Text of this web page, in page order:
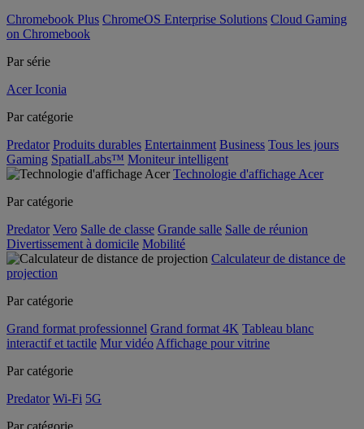
Chromebook Plus ChromeOS Enterprise Solutions Cloud Gaming
on Chromebook
Par série
Acer Iconia
Par catégorie
Predator Produits durables Entertainment Business Tous les jours
Gaming SpatialLabs™ Moniteur intelligent
Technologie d'affichage Acer
Par catégorie
Predator Vero Salle de classe Grande salle Salle de réunion
Divertissement à domicile Mobilité
Calculateur de distance de
projection
Par catégorie
Grand format professionnel Grand format 4K Tableau blanc
interactif et tactile Mur vidéo Affichage pour vitrine
Par catégorie
Predator Wi-Fi 5G
Par catégorie